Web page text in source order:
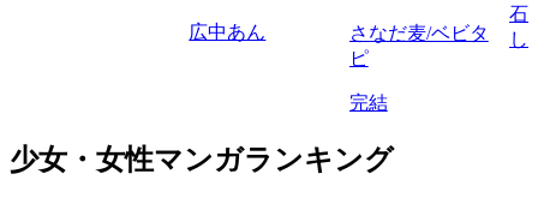
広中あん
さなだ麦/ベビタ
ピ
完結
石
し
少女・女性マンガランキング